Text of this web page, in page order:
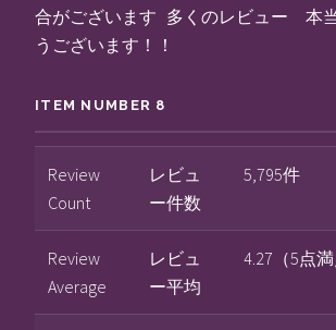
合がございます 多くのレビュー 本
うございます！！
ITEM NUMBER 8
Review
Count
レビュ
ー件数
5,795件
Review
Average
レビュ
ー平均
4.27（5点満